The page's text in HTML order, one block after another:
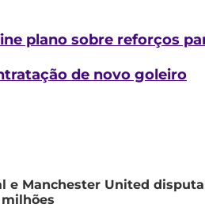
plano sobre reforços
de novo goleiro
e Manchester United
milhões